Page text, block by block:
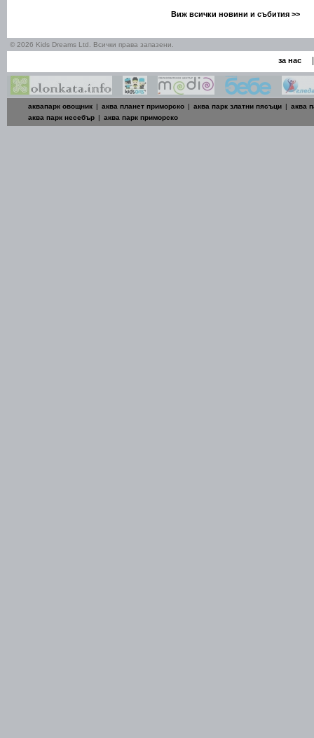
Виж всички новини и събития >>
© 2026 Kids Dreams Ltd. Всички права запазени.
за нас
аквапарк овощник | аква планет приморско | аква парк златни пясъци | аква
аква парк несебър | аква парк приморско